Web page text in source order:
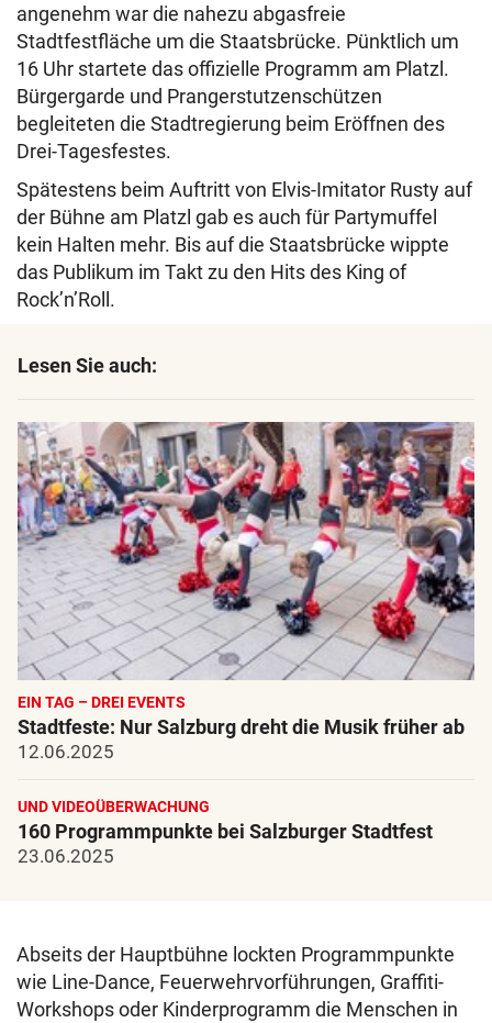
angenehm war die nahezu abgasfreie
Stadtfestfläche um die Staatsbrücke. Pünktlich um
16 Uhr startete das offizielle Programm am Platzl.
Bürgergarde und Prangerstutzenschützen
begleiteten die Stadtregierung beim Eröffnen des
Drei-Tagesfestes.
Spätestens beim Auftritt von Elvis-Imitator Rusty auf
der Bühne am Platzl gab es auch für Partymuffel
kein Halten mehr. Bis auf die Staatsbrücke wippte
das Publikum im Takt zu den Hits des King of
Rock’n’Roll.
Lesen Sie auch:
EIN TAG – DREI EVENTS
Stadtfeste: Nur Salzburg dreht die Musik früher ab
12.06.2025
UND VIDEOÜBERWACHUNG
160 Programmpunkte bei Salzburger Stadtfest
23.06.2025
Abseits der Hauptbühne lockten Programmpunkte
wie Line-Dance, Feuerwehrvorführungen, Graffiti-
Workshops oder Kinderprogramm die Menschen in